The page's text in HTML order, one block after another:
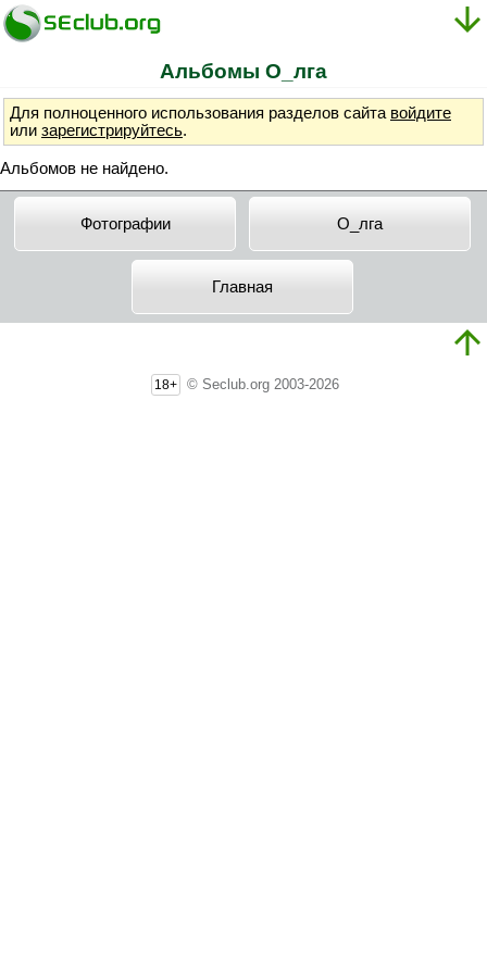
Альбомы O_лгa
Для полноценного использования разделов сайта войдите
или зарегистрируйтесь.
Альбомов не найдено.
Фотографии O_лгa
Главная
18+ © Seclub.org 2003-2026